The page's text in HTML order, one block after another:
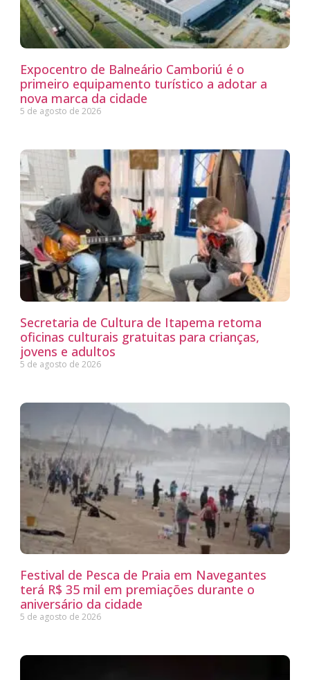
Expocentro de Balneário Camboriú é o
primeiro equipamento turístico a adotar a
nova marca da cidade
5 de agosto de 2026
Secretaria de Cultura de Itapema retoma
oficinas culturais gratuitas para crianças,
jovens e adultos
5 de agosto de 2026
Festival de Pesca de Praia em Navegantes
terá R$ 35 mil em premiações durante o
aniversário da cidade
5 de agosto de 2026